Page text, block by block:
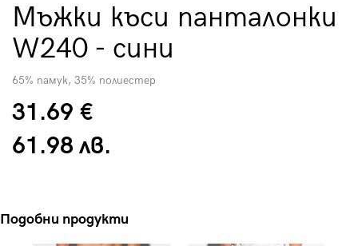
Мъжки къси панталонки
W240 - сини
65% памук, 35% полиестер
31.69 €
61.98 лв.
Подобни продукти